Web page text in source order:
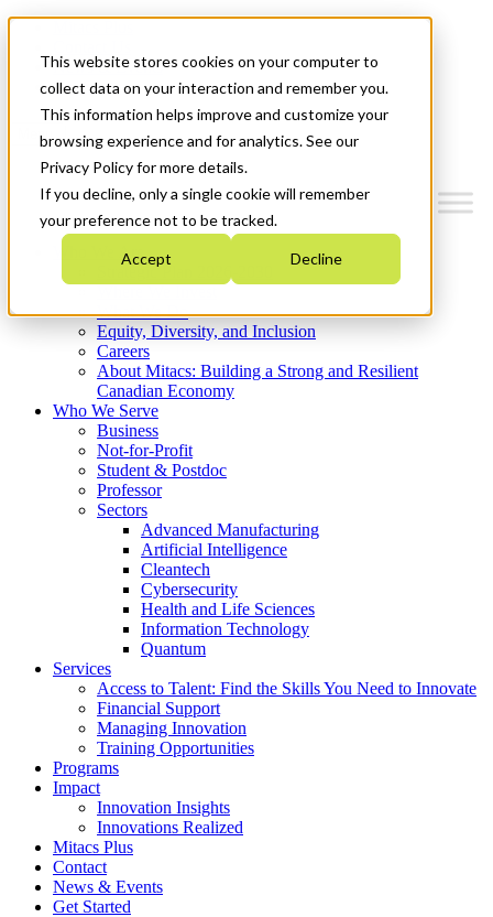
This website stores cookies on your computer to
collect data on your interaction and remember you.
This information helps improve and customize your
browsing experience and for analytics. See our
Privacy Policy for more details.
If you decline, only a single cookie will remember
your preference not to be tracked.
Accept Decline
News & Events
Get Started
Menu
Who We Are
Strategic Plan 2026-2030
What We Do
Equity, Diversity, and Inclusion
Careers
About Mitacs: Building a Strong and Resilient
Canadian Economy
Who We Serve
Business
Not-for-Profit
Student & Postdoc
Professor
Sectors
Advanced Manufacturing
Artificial Intelligence
Cleantech
Cybersecurity
Health and Life Sciences
Information Technology
Quantum
Services
Access to Talent: Find the Skills You Need to Innovate
Financial Support
Managing Innovation
Training Opportunities
Programs
Impact
Innovation Insights
Innovations Realized
Mitacs Plus
Contact
News & Events
Get Started